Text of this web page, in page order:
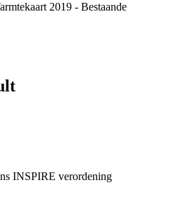
2019 - Bestaande
INSPIRE verordening